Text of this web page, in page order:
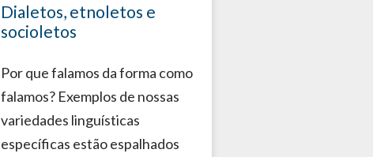
Dialetos, etnoletos e
socioletos
Por que falamos da forma como
falamos? Exemplos de nossas
variedades linguísticas
específicas estão espalhados